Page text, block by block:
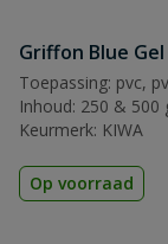
Griffon Blue
Toepassing: pvc,
Inhoud: 250 &
Keurmerk: KIWA
Op voorraad